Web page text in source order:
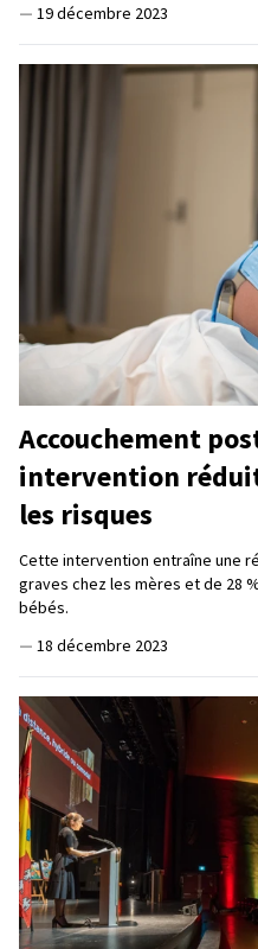
— 19 décembre 2023
Accouchement
intervention
les risques
Cette intervention entraîne une
graves chez les mères et de 28
bébés.
— 18 décembre 2023